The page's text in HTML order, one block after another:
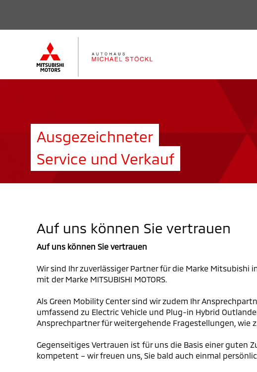
Ausgezeichneter
Service und Verkauf
Auf uns können Sie vertrauen
Auf uns können Sie vertrauen
Wir sind Ihr zuverlässiger Partner für die Marke Mitsubishi
mit der Marke MITSUBISHI MOTORS.
Als Green Mobility Center sind wir zudem Ihr
umfassend zu Electric Vehicle und Plug-in Hybrid
Ansprechpartner für weitergehende Fragestellungen, wie
Gegenseitiges Vertrauen ist für uns die Basis einer guten
kompetent – wir freuen uns, Sie bald auch einmal